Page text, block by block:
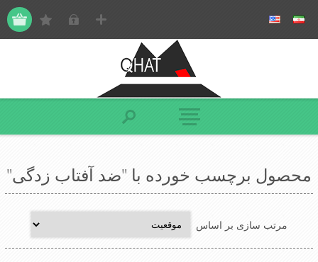
محصول برچسب خورده با "ضد آفتاب زدگی"
مرتب سازی بر اساس